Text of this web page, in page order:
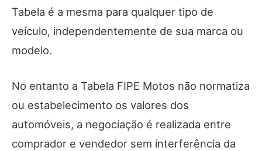
Tabela é a mesma para qualquer tipo de
veículo, independentemente de sua marca ou
modelo.
No entanto a Tabela FIPE Motos não normatiza
ou estabelecimento os valores dos
automóveis, a negociação é realizada entre
comprador e vendedor sem interferência da